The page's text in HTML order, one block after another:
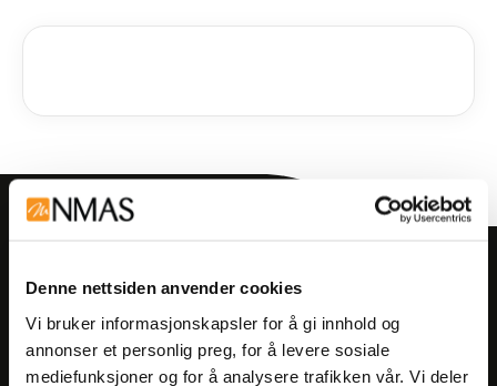
Denne nettsiden anvender cookies
Vi bruker informasjonskapsler for å gi innhold og
annonser et personlig preg, for å levere sosiale
mediefunksjoner og for å analysere trafikken vår. Vi deler
Meld deg på vårt nyhetsbrev!
arrangementer og kampanjer.